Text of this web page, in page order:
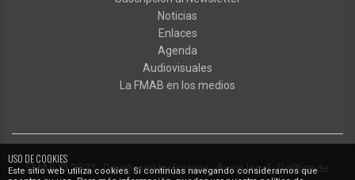
USO DE COOKIES
Este sitio web utiliza cookies. Si continúas navegando consideramos que
Noticias
Enlaces
Agenda
Audiovisuales
La FMAB en los medios
FMAB© 2023·Developed byIxotype·Aviso legal·Política de